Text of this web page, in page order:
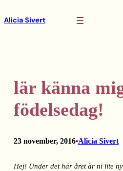
till
Alicia Sivert
lär känna
födelsedag!
23 november, 2016•Alicia Sivert
Hej! Under det här året är ni lite